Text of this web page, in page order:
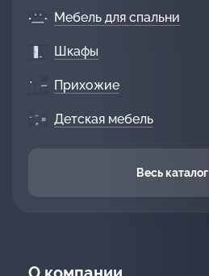
Мебель для спальни
Шкафы
Прихожие
Детская мебель
Весь каталог